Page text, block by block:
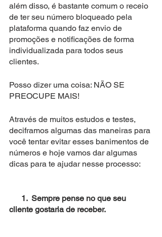
além disso, é bastante comum o receio
de ter seu número bloqueado pela
plataforma quando faz envio de
promoções e notificações de forma
individualizada para todos seus
clientes.
Posso dizer uma coisa: NÃO SE
PREOCUPE MAIS!
Através de muitos estudos e testes,
deciframos algumas das maneiras para
você tentar evitar esses banimentos de
números e hoje vamos dar algumas
dicas para te ajudar nesse processo:
cliente gostaria de receber.